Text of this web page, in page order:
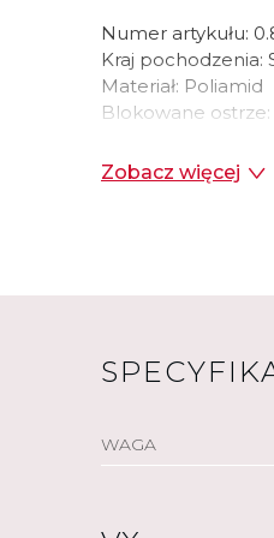
Numer artykułu:
Kraj pochodzenia:
Materiał: Poliamid
Blokowane ostrze:
Liczba cech:12
Czerwony
Zobacz więcej
WAGA